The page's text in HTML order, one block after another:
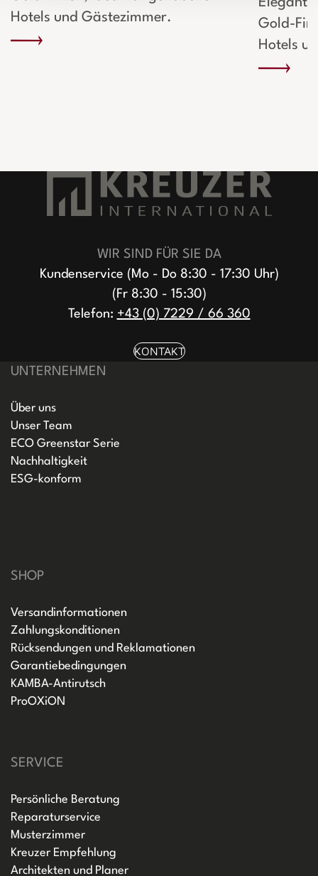
Hotels und Gästezimmer.
Gold-
Hotels
WIR SIND FÜR SIE DA
Kundenservice (Mo - Do 8:30 - 17:30 Uhr)
(Fr 8:30 - 15:30)
Telefon: +43 (0) 7229 / 66 360
KONTAKT
UNTERNEHMEN
Über uns
Unser Team
ECO Greenstar Serie
Nachhaltigkeit
ESG-konform
SHOP
Versandinformationen
Zahlungskonditionen
Rücksendungen und Reklamationen
Garantiebedingungen
KAMBA-Antirutsch
ProOXiON
SERVICE
Persönliche Beratung
Reparaturservice
Musterzimmer
Kreuzer Empfehlung
Architekten und Planer